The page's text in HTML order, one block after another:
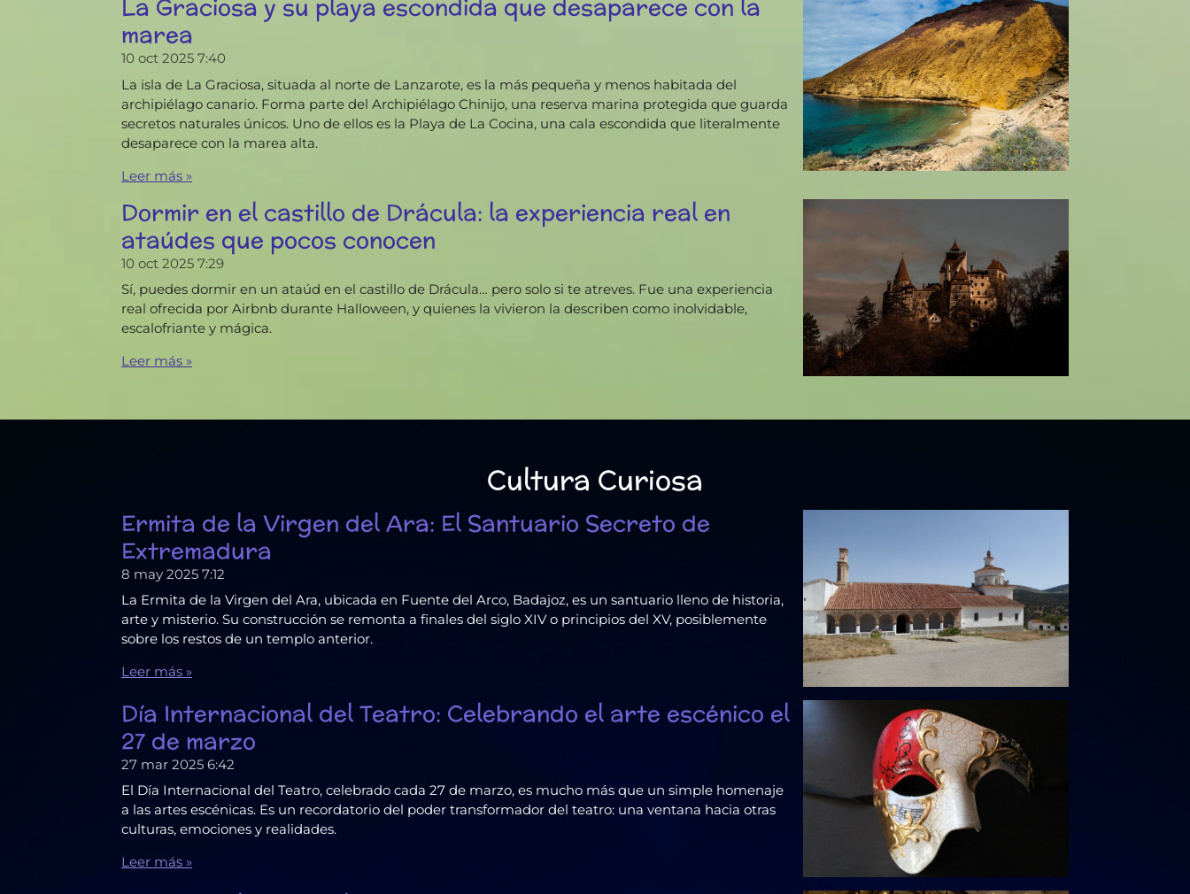
La Graciosa y su playa escondida que desaparece con la
marea
10 oct 2025 7:40
La isla de La Graciosa, situada al norte de Lanzarote, es la más pequeña y menos habitada del
archipiélago canario. Forma parte del Archipiélago Chinijo, una reserva marina protegida que guarda
secretos naturales únicos. Uno de ellos es la Playa de La Cocina, una cala escondida que literalmente
desaparece con la marea alta.
Leer más »
Dormir en el castillo de Drácula: la experiencia real en
ataúdes que pocos conocen
10 oct 2025 7:29
Sí, puedes dormir en un ataúd en el castillo de Drácula… pero solo si te atreves. Fue una experiencia
real ofrecida por Airbnb durante Halloween, y quienes la vivieron la describen como inolvidable,
escalofriante y mágica.
Leer más »
Cultura Curiosa
Ermita de la Virgen del Ara: El Santuario Secreto de
Extremadura
8 may 2025 7:12
La Ermita de la Virgen del Ara, ubicada en Fuente del Arco, Badajoz, es un santuario lleno de historia,
arte y misterio. Su construcción se remonta a finales del siglo XIV o principios del XV, posiblemente
sobre los restos de un templo anterior.
Leer más »
Día Internacional del Teatro: Celebrando el arte escénico el
27 de marzo
27 mar 2025 6:42
El Día Internacional del Teatro, celebrado cada 27 de marzo, es mucho más que un simple homenaje
a las artes escénicas. Es un recordatorio del poder transformador del teatro: una ventana hacia otras
culturas, emociones y realidades.
Leer más »